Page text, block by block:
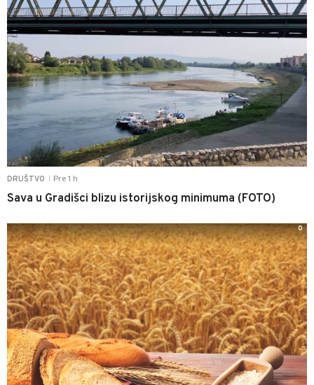
DRUŠTVO Pre 1 h
Sava u Gradišci blizu istorijskog minimuma (FOTO)
0